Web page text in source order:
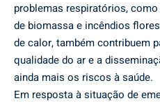
problemas respiratórios,
de biomassa e incêndios
de calor, também contribuem
qualidade do ar e a
ainda mais os riscos à saúde.
Em resposta à situação de